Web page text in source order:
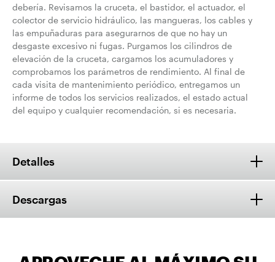
debería. Revisamos la cruceta, el bastidor, el actuador, el
colector de servicio hidráulico, las mangueras, los cables y
las empuñaduras para asegurarnos de que no hay un
desgaste excesivo ni fugas. Purgamos los cilindros de
elevación de la cruceta, cargamos los acumuladores y
comprobamos los parámetros de rendimiento. Al final de
cada visita de mantenimiento periódico, entregamos un
informe de todos los servicios realizados, el estado actual
del equipo y cualquier recomendación, si es necesaria.
Detalles
Descargas